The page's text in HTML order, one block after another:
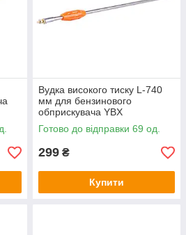
Вудка високого тиску L-740
мм для бензинового
обприскувача YBX
Готово до відправки 69 од.
299 ₴
Купити